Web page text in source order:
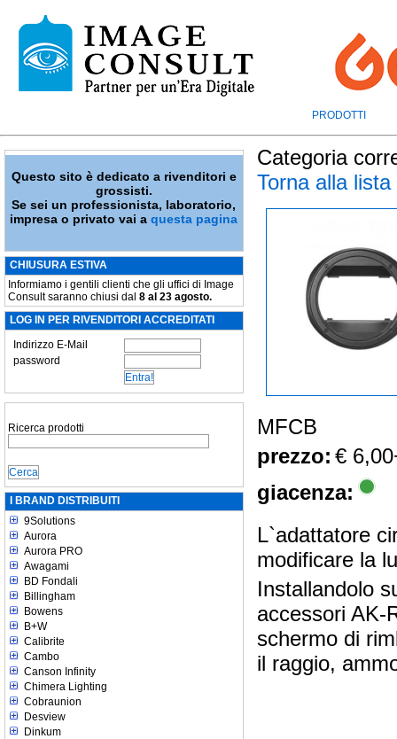
PRODOTTI
Questo sito è dedicato a rivenditori e
grossisti.
Se sei un professionista, laboratorio,
impresa o privato vai aquesta pagina
CHIUSURA ESTIVA
Informiamo i gentili clienti che gli uffici di Image
Consult saranno chiusi dal 8 al 23 agosto.
LOG IN PER RIVENDITORI ACCREDITATI
Indirizzo E-Mail
password
Ricerca prodotti
I BRAND DISTRIBUITI
9Solutions
Aurora
Aurora PRO
Awagami
BD Fondali
Billingham
Bowens
B+W
Calibrite
Cambo
Canson Infinity
Chimera Lighting
Cobraunion
Desview
Dinkum
Categoria
Torna alla lista
MFCB
prezzo: € 6,00
giacenza:
L`adattatore
modificare la
Installandolo
accessori AK-
schermo di
il raggio,